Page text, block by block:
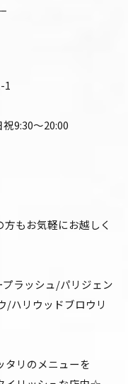
1
9:30〜20:00
もお気軽にお越しく
ラッシュ/パリジェン
/ハリウッドブロウリ
タリのメニューを